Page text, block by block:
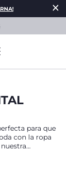
more options
para que
con la ropa
hasta los